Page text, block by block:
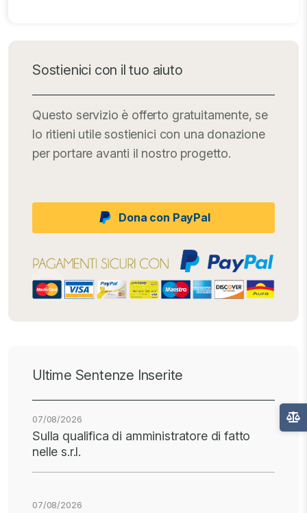
Sostienici con il tuo aiuto
Questo servizio è offerto gratuitamente, se
lo ritieni utile sostienici con una donazione
per portare avanti il nostro progetto.
Dona con PayPal
Ultime Sentenze Inserite
07/08/2026
Sulla qualifica di amministratore di fatto
nelle s.r.l.
07/08/2026